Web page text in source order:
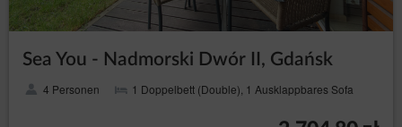
Sea You - Nadmorski Dwór II, Gdańsk
4 Personen 1 Doppelbett (Double), 1 Ausklappbares Sofa